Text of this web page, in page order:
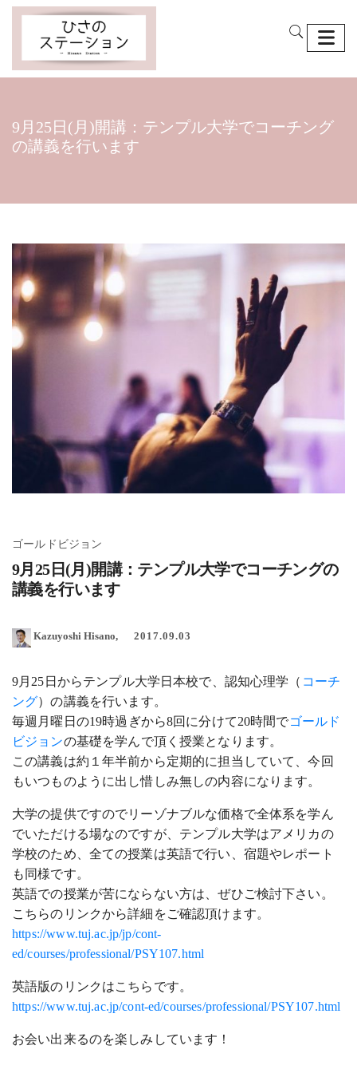
9月25日(月)開講：テンプル大学でコーチング
の講義を行います
ゴールドビジョン
9月25日(月)開講：テンプル大学でコーチングの
講義を行います
Kazuyoshi Hisano 2017.09.03
9月25日からテンプル大学日本校で、認知心理学（ コーチ
ング）の講義を行います。
毎週月曜日の19時過ぎから8回に分けて20時間でゴールド
ビジョンの基礎を学んで頂く授業となります。
この講義は約１年半前から定期的に担当していて、今回
もいつものように出し惜しみ無しの内容になります。
大学の提供ですのでリーゾナブルな価格で全体系を学ん
でいただける場なのですが、テンプル大学はアメリカの
学校のため、全ての授業は英語で行い、宿題やレポート
も同様です。
英語での授業が苦にならない方は、ぜひご検討下さい。
こちらのリンクから詳細をご確認頂けます。
https://www.tuj.ac.jp/jp/cont-
ed/courses/professional/PSY107.html
英語版のリンクはこちらです。
https://www.tuj.ac.jp/cont-ed/courses/professional/PSY107.html
お会い出来るのを楽しみしています！